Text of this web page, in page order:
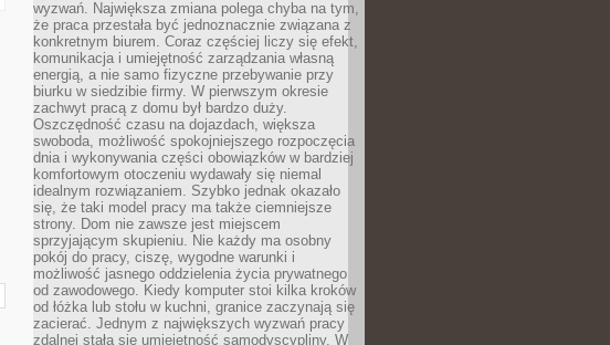
wyzwań. Największa zmiana polega chyba na tym,
że praca przestała być jednoznacznie związana z
konkretnym biurem. Coraz częściej liczy się efekt,
komunikacja i umiejętność zarządzania własną
energią, a nie samo fizyczne przebywanie przy
biurku w siedzibie firmy. W pierwszym okresie
zachwyt pracą z domu był bardzo duży.
Oszczędność czasu na dojazdach, większa
swoboda, możliwość spokojniejszego rozpoczęcia
dnia i wykonywania części obowiązków w bardziej
komfortowym otoczeniu wydawały się niemal
idealnym rozwiązaniem. Szybko jednak okazało
się, że taki model pracy ma także ciemniejsze
strony. Dom nie zawsze jest miejscem
sprzyjającym skupieniu. Nie każdy ma osobny
pokój do pracy, ciszę, wygodne warunki i
możliwość jasnego oddzielenia życia prywatnego
od zawodowego. Kiedy komputer stoi kilka kroków
od łóżka lub stołu w kuchni, granice zaczynają się
zacierać. Jednym z największych wyzwań pracy
zdalnej stała się umiejętność samodyscypliny. W